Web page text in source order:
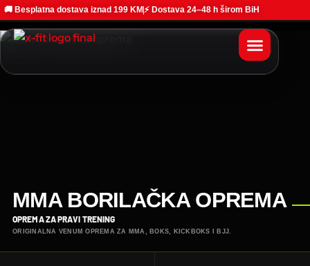
🚚 Besplatna dostava iznad 199 KM ⚡ Dostava 24–48 h širom BiH
MMA BORILAČKA OPREMA
OPREMA ZA PRAVI TRENING
ORIGINALNA VENUM OPREMA ZA MMA, BOKS, KICKBOKS I BJJ.